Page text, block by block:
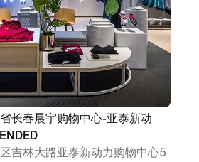
长春晨宇购物中心-亚泰新动
吉林大路亚泰新动力购物中心5